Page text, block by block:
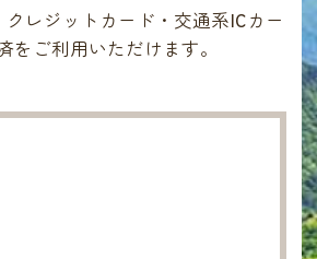
レジットカード・交通系ICカー
をご利用いただけます。